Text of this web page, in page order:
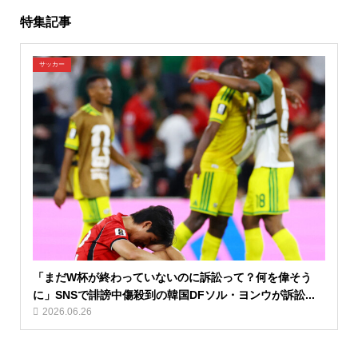
特集記事
サッカー
「まだW杯が終わっていないのに訴訟って？何を偉そう
に」SNSで誹謗中傷殺到の韓国DFソル・ヨンウが訴訟...
2026.06.26